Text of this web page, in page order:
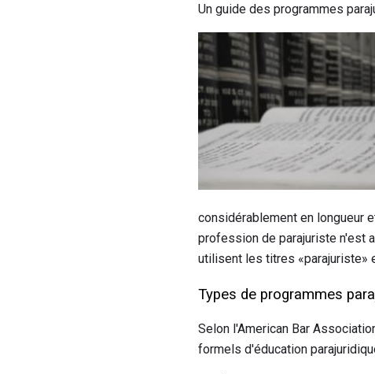
Un guide des programmes
considérablement en longueur
profession de parajuriste n'est
utilisent les titres «parajuriste»
Types de programmes
Selon l'American Bar
formels d'éducation